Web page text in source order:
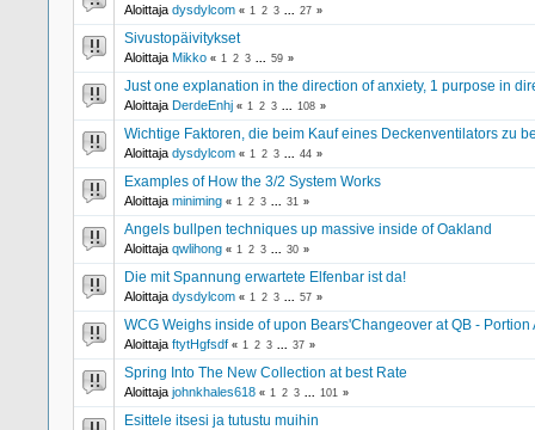
Aloittaja dysdylcom « 1 2 3 27 »
Sivustopäivitykset
Aloittaja Mikko « 1 2 3 59 »
Just one explanation in the direction of anxiety, 1 purpose in
Aloittaja DerdeEnhj « 1 2 3 108 »
Wichtige Faktoren, die beim Kauf eines Deckenventilators zu
Aloittaja dysdylcom « 1 2 3 44 »
Examples of How the 3/2 System Works
Aloittaja miniming « 1 2 3 31 »
Angels bullpen techniques up massive inside of Oakland
Aloittaja qwlihong « 1 2 3 30 »
Die mit Spannung erwartete Elfenbar ist da!
Aloittaja dysdylcom « 1 2 3 57 »
WCG Weighs inside of upon Bears'Changeover at QB - Portion
Aloittaja ftytHgfsdf « 1 2 3 37 »
Spring Into The New Collection at best Rate
Aloittaja johnkhales618 « 1 2 3 101 »
Esittele itsesi ja tutustu muihin